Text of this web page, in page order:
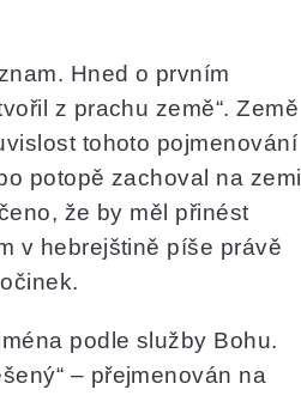
Hned o prvním
z prachu země“. Země
tohoto pojmenování
potopě zachoval na zemi
že by měl přinést
v hebrejštině píše právě
podle služby Bohu.
– přejmenován na